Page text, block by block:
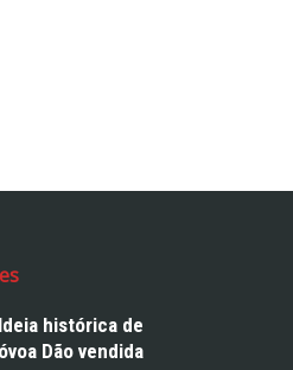
histórica de
Dão vendida